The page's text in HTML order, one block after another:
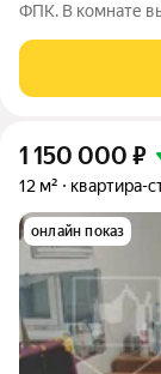
ФПК. В комнате
установлен
и теплая. Кухня и
1 150 000 ₽
12 м² квартира-
онлайн показ